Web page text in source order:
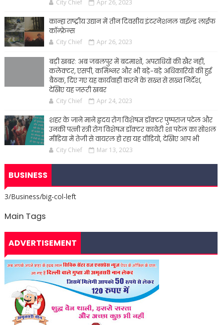
City Chief Apr 26, 2023
कान्हा राष्ट्रीय उद्यान में तीन दिवसीय इंटरनेशनल वाईल्ड लाईफ
कॉन्फ्रेन्स
City Chief Apr 26, 2023
बड़ी खबर: अब जबलपुर में बदमाशों, अपराधियों की खैर नहीं,
कलेक्टर, एसपी, कमिश्नर और भी बड़े-बड़े अधिकारियों की हुई
बैठक, दिए गए यह कार्यवाही करने के सख्त से सख्त निर्देश,
देखिए यह जरूरी खबर
City Chief Apr 24, 2023
शहर के जाने माने हृदय रोग विशेषज्ञ डॉक्टर पुष्पराज पटेल और
उनकी पत्नी स्त्री रोग विशेषज्ञ डॉक्टर कावेरी शा पटेल का सोशल
मीडिया में तेजी से वायरल हो रहा यह वीडियो, देखिए आप भी
City Chief Mar 13, 2023
BUSINESS
3/Business/big-col-left
Main Tags
ADVERTISEMENT